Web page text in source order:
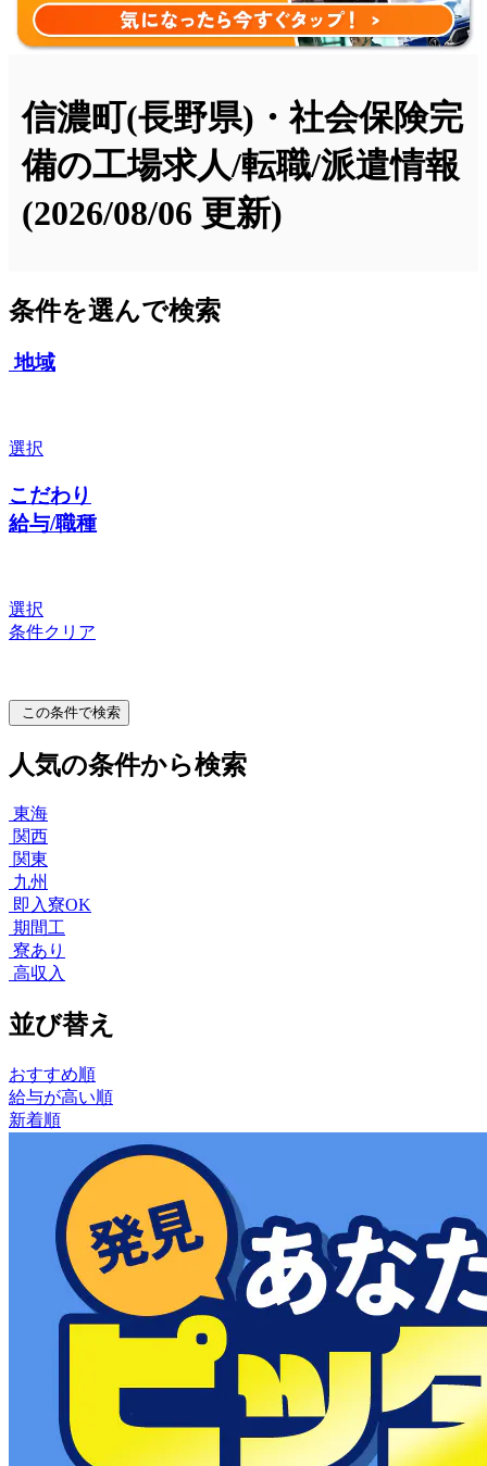
信濃町(長野県)・社会保険完
備の工場求人/転職/派遣情報
(2026/08/06 更新)
条件を選んで検索
地域
選択
こだわり
給与/職種
選択
条件クリア
この条件で検索
人気の条件から検索
東海
関西
関東
九州
即入寮OK
期間工
寮あり
高収入
並び替え
おすすめ順
給与が高い順
新着順